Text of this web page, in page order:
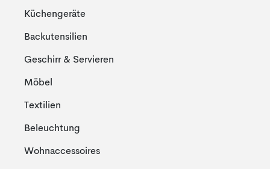
Küchengeräte
Backutensilien
Geschirr & Servieren
Möbel
Textilien
Beleuchtung
Wohnaccessoires